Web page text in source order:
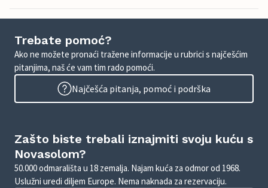
Trebate pomoć?
Ako ne možete pronaći tražene informacije u rubrici s najčešćim
pitanjima, naš će vam tim rado pomoći.
Najčešća pitanja, pomoć i podrška
Zašto biste trebali iznajmiti svoju kuću s
Novasolom?
50.000 odmarališta u 18 zemalja. Najam kuća za odmor od 1968.
Uslužni uredi diljem Europe. Nema naknada za rezervaciju.